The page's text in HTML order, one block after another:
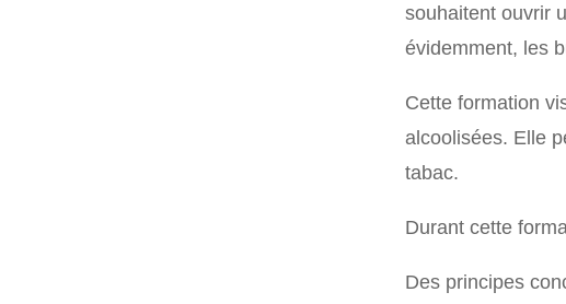
souhaitent ouvrir
évidemment, les
Cette formation
alcoolisées. Elle
tabac.
Durant cette
Des principes